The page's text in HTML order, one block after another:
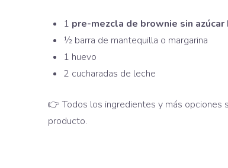
1 pre-mezcla de brownie sin azúcar
½ barra de mantequilla o margarina
1 huevo
2 cucharadas de leche
👉 Todos los ingredientes y más opciones
producto.